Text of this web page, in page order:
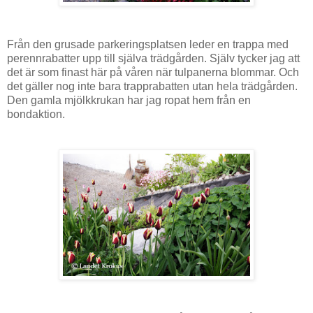
Från den grusade parkeringsplatsen leder en trappa med
perennrabatter upp till själva trädgården. Själv tycker jag att
det är som finast här på våren när tulpanerna blommar. Och
det gäller nog inte bara trapprabatten utan hela trädgården.
Den gamla mjölkkrukan har jag ropat hem från en
bondaktion.